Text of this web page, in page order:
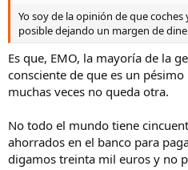
Yo soy de la opinión de que
posible dejando un margen de
Es que, EMO, la mayoría de la
consciente de que es un
muchas veces no queda otra.
No todo el mundo tiene
ahorrados en el banco para
digamos treinta mil euros y no